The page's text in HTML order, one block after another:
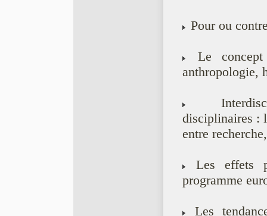
Pour ou
Le
anthropologie,
disciplinaires :
entre
Les effets
programme
Les